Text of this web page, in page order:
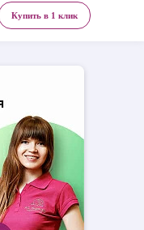
Купить в 1 клик